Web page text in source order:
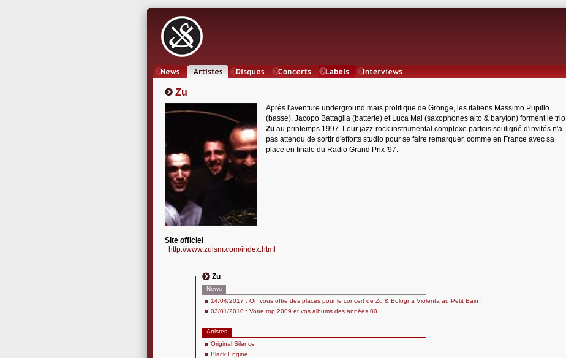
Zu
Après l'aventure underground mais prolifique de Gronge, les italiens Massimo Pupillo
(basse), Jacopo Battaglia (batterie) et Luca Mai (saxophones alto & baryton) forment le trio
Zu au printemps 1997. Leur jazz-rock instrumental complexe parfois souligné d'invités n'a
pas attendu de sortir d'efforts studio pour se faire remarquer, comme en France avec sa
place en finale du Radio Grand Prix '97.
Site officiel
http://www.zuism.com/index.html
Zu
News
14/04/2017 : On vous offre des places pour le concert de Zu & Bologna Violenta au Petit Bain !
03/01/2010 : Votre top 2009 et vos albums des années 00
Artistes
Original Silence
Black Engine